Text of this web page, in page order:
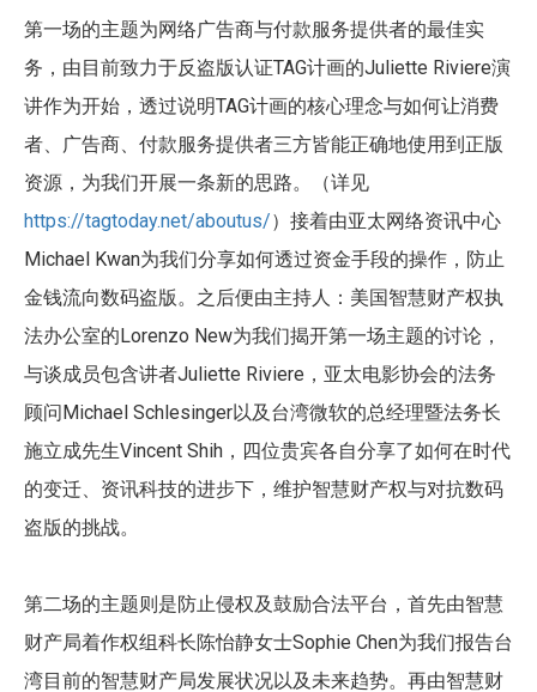
第一场的主题为网络广告商与付款服务提供者的最佳实
务，由目前致力于反盗版认证TAG计画的Juliette Riviere演
讲作为开始，透过说明TAG计画的核心理念与如何让消费
者、广告商、付款服务提供者三方皆能正确地使用到正版
资源，为我们开展一条新的思路。（详见
https://tagtoday.net/aboutus/）接着由亚太网络资讯中心
Michael Kwan为我们分享如何透过资金手段的操作，防止
金钱流向数码盗版。之后便由主持人：美国智慧财产权执
法办公室的Lorenzo New为我们揭开第一场主题的讨论，
与谈成员包含讲者Juliette Riviere ，亚太电影协会的法务
顾问Michael Schlesinger以及台湾微软的总经理暨法务长
施立成先生Vincent Shih ，四位贵宾各自分享了如何在时代
的变迁、资讯科技的进步下，维护智慧财产权与对抗数码
盗版的挑战。
第二场的主题则是防止侵权及鼓励合法平台，首先由智慧
财产局着作权组科长陈怡静女士Sophie Chen为我们报告台
湾目前的智慧财产局发展状况以及未来趋势。再由智慧财